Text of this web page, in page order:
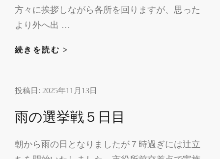
方々に挨拶しながら各所を回りますが、思った
より外へ出 …
続きを読む >
選
戦
日
投稿日: 2025年11月13日
雨の選挙戦５日目
朝から雨の日となりましたが７時過ぎには辻立